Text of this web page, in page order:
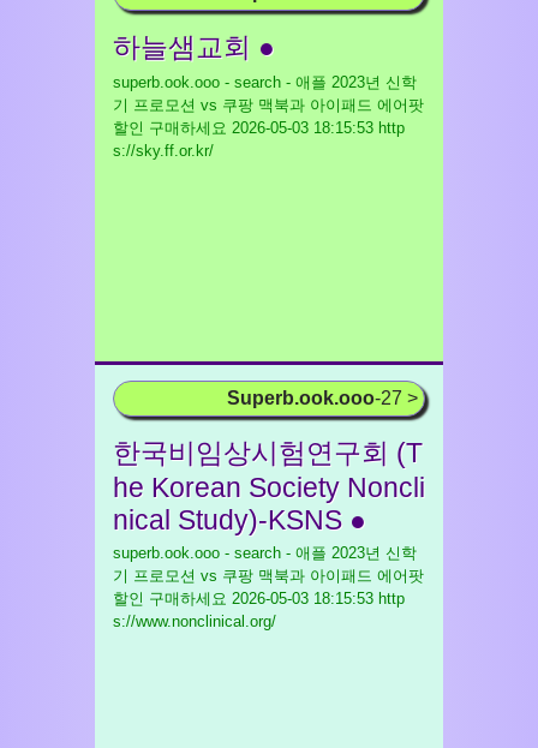
하늘샘교회 ●
superb.ook.ooo - search - 애플 2023년 신학
기 프로모션 vs 쿠팡 맥북과 아이패드 에어팟
할인 구매하세요 2026-05-03 18:15:53 http
s://sky.ff.or.kr/
Superb.ook.ooo-27 >
한국비임상시험연구회 (T
he Korean Society Noncli
nical Study)-KSNS ●
superb.ook.ooo - search - 애플 2023년 신학
기 프로모션 vs 쿠팡 맥북과 아이패드 에어팟
할인 구매하세요 2026-05-03 18:15:53 http
s://www.nonclinical.org/